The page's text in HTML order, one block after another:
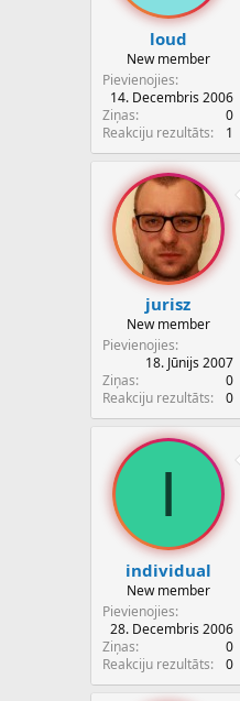
loud
New member
Pievienojies
14. Decembris 2006
Ziņas
0
Reakciju rezultāts
1
jurisz
New member
Pievienojies
18. Jūnijs 2007
Ziņas
0
Reakciju rezultāts
0
I
individual
New member
Pievienojies
28. Decembris 2006
Ziņas
0
Reakciju rezultāts
0